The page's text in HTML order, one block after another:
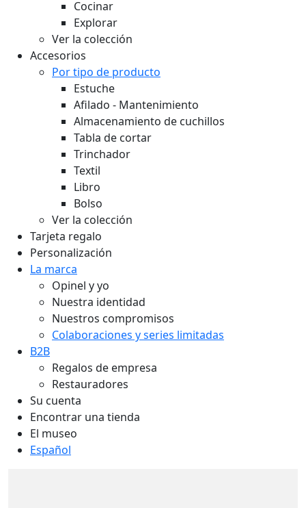
Cocinar
Explorar
Ver la colección
Accesorios
Por tipo de producto
Estuche
Afilado - Mantenimiento
Almacenamiento de cuchillos
Tabla de cortar
Trinchador
Textil
Libro
Bolso
Ver la colección
Tarjeta regalo
Personalización
La marca
Opinel y yo
Nuestra identidad
Nuestros compromisos
Colaboraciones y series limitadas
B2B
Regalos de empresa
Restauradores
Su cuenta
Encontrar una tienda
El museo
Español